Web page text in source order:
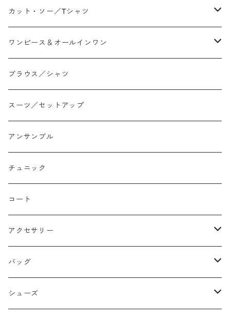
ワイド
スリム/スキニー
ジョガー
イージーパンツ/履き込み
コクーン/バレル/カーブ
ストレート
ストレート/タイト
フレア
アシンメトリー/切り替え
プリント柄
チェック
リバーシブル
バルーン
カット・ソー／Tシャツ
Tシャツ
ロンtee
ノースリーブ
ワンピース＆オールインワン
ワンピース
ジャンスカ
サロペット オールインワン
ブラウス／シャツ
スーツ／セットアップ
アンサンブル
チュニック
コート
アクセサリー
ネックレス
バングル
バッグ
本革
シューズ